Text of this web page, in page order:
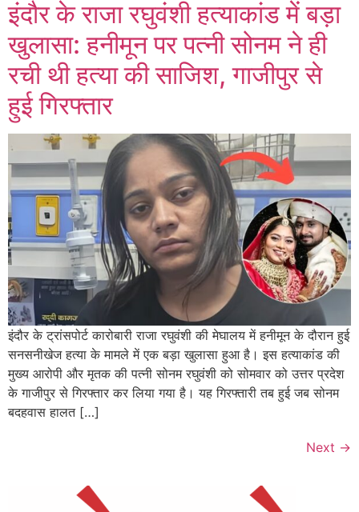
इंदौर के राजा रघुवंशी हत्याकांड में बड़ा
खुलासा: हनीमून पर पत्नी सोनम ने ही
रची थी हत्या की साजिश, गाजीपुर से
हुई गिरफ्तार
इंदौर के ट्रांसपोर्ट कारोबारी राजा रघुवंशी की मेघालय में हनीमून के दौरान हुई
सनसनीखेज हत्या के मामले में एक बड़ा खुलासा हुआ है। इस हत्याकांड की
मुख्य आरोपी और मृतक की पत्नी सोनम रघुवंशी को सोमवार को उत्तर प्रदेश
के गाजीपुर से गिरफ्तार कर लिया गया है। यह गिरफ्तारी तब हुई जब सोनम
बदहवास हालत […]
Next →